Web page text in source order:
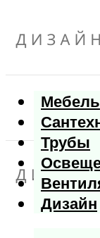
Мебель
Трубы
Дизайн